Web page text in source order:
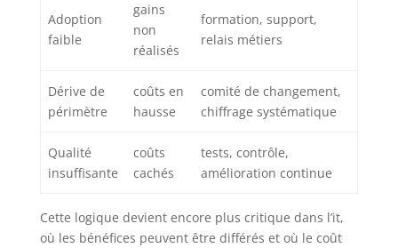
Adoption
faible
gains
non
réalisés
formation, support,
relais métiers
Dérive de
périmètre
coûts en
hausse
comité de changement,
chiffrage systématique
Qualité
insuffisante
coûts
cachés
tests, contrôle,
amélioration continue
Cette logique devient encore plus critique dans l’it,
où les bénéfices peuvent être différés et où le coût